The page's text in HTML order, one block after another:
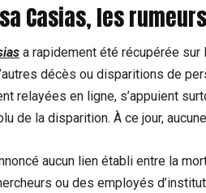
Casias, les
a rapidement été récupérée
décès ou disparitions de
relayées en ligne, s’appuient
de la disparition. À ce jour,
aucun lien établi entre la
ou des employés